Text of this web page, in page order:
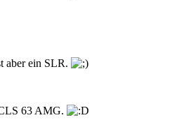
aber ein SLR.
63 AMG.